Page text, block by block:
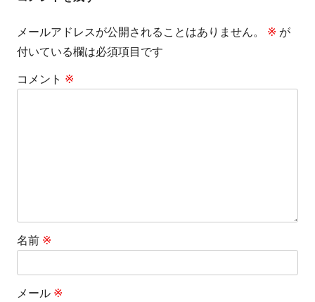
ゲ
ー
シ
メールアドレスが公開されることはありません。 ※ が
付いている欄は必須項目です
コメント ※
名前 ※
メール ※